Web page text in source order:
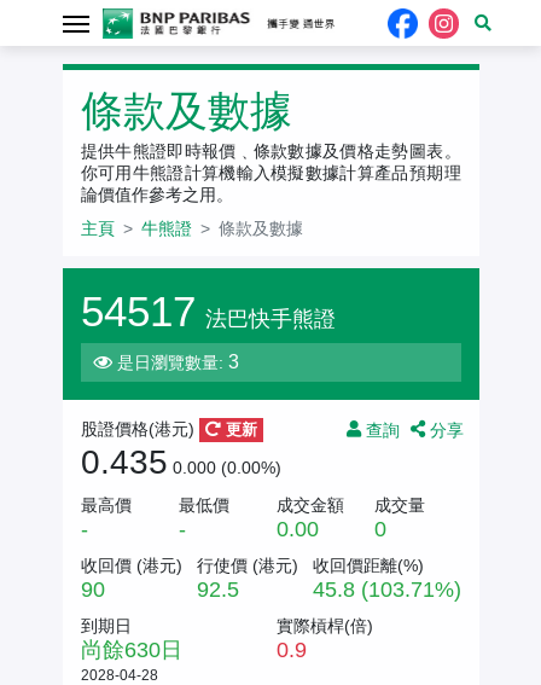
牛熊證
條款及數據
提供牛熊證即時報價﹑條款數據及價格走勢圖表。
你可用牛熊證計算機輸入模擬數據計算產品預期理
論價值作參考之用。
主頁
牛熊證 條款及數據
54517 法巴快手熊證
是日瀏覽數量: 3
查詢 分享
股證價格(港元) 更新
0.435 0.000 (0.00%)
最高價
-
最低價
-
成交金額
0.00
成交量
0
收回價 (港元)
90
行使價 (港元)
92.5
收回價距離(%)
45.8 (103.71%)
到期日
尚餘630日
2028-04-28
實際槓桿(倍)
0.9